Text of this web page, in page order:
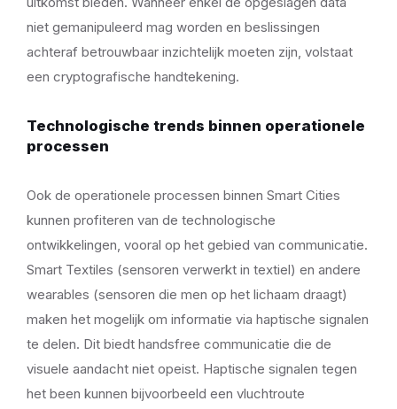
niet gemanipuleerd mag worden en beslissingen
achteraf betrouwbaar inzichtelijk moeten zijn, volstaat
een cryptografische handtekening.
Technologische trends binnen operationele
processen
Ook de operationele processen binnen Smart Cities
kunnen profiteren van de technologische
ontwikkelingen, vooral op het gebied van communicatie.
Smart Textiles (sensoren verwerkt in textiel) en andere
wearables (sensoren die men op het lichaam draagt)
maken het mogelijk om informatie via haptische signalen
te delen. Dit biedt handsfree communicatie die de
visuele aandacht niet opeist. Haptische signalen tegen
het been kunnen bijvoorbeeld een vluchtroute